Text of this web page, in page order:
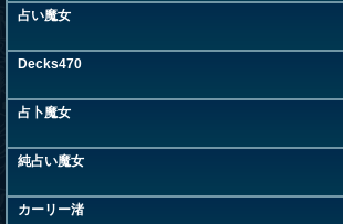
占い魔女
Decks470
占卜魔女
純占い魔女
カーリー渚